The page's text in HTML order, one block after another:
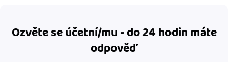
Ozvěte se účetní/mu - do 24 hodin máte
odpověď